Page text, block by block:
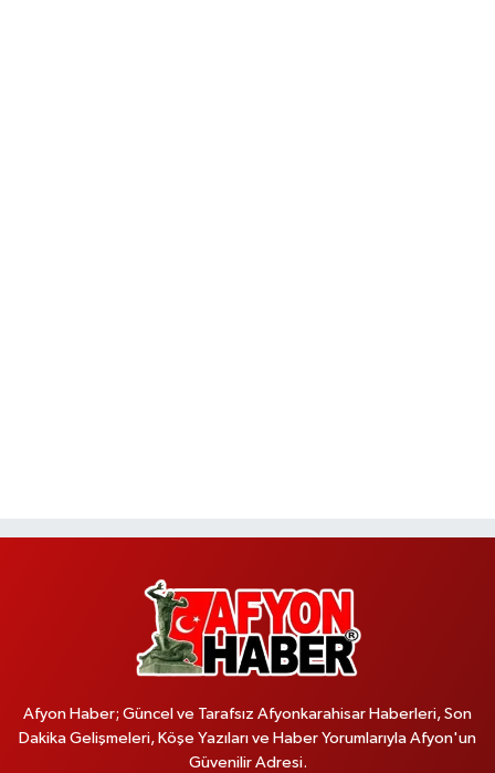
Afyon Haber; Güncel ve Tarafsız Afyonkarahisar Haberleri, Son
Dakika Gelişmeleri, Köşe Yazıları ve Haber Yorumlarıyla Afyon'un
Güvenilir Adresi.